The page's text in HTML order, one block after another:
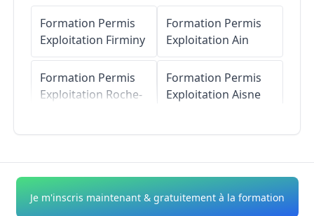
Formation Permis
Exploitation Firminy
Formation Permis
Exploitation Roche-
ExploitationUnieux
Formation Permis
Formation Permis
Exploitation Ain
Formation Permis
Exploitation Aisne
Formation Permis
ExploitationAlpes-
Je m'inscris maintenant & gratuitement à la formation